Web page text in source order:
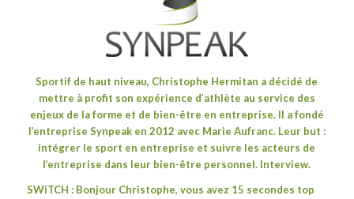
Sportif de haut niveau, Christophe Hermitan a décidé de
mettre à profit son expérience d’athlète au service des
enjeux de la forme et de bien-être en entreprise. Il a fondé
l’entreprise Synpeaken 2012 avec Marie Aufranc. Leur but :
intégrer le sport en entreprise et suivre les acteurs de
l’entreprise dans leur bien-être personnel. Interview.
SWiTCH : Bonjour Christophe, vous avez 15 secondes top